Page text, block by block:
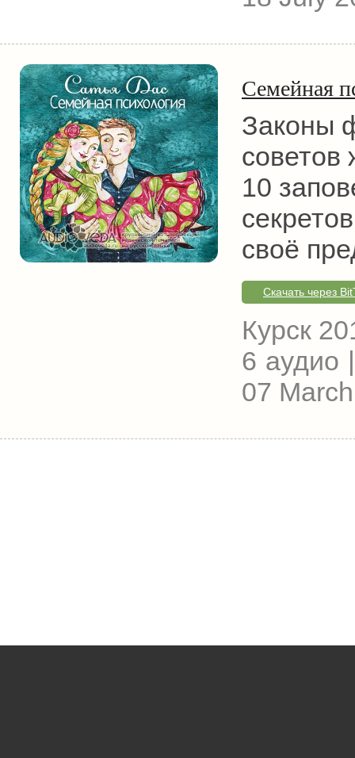
Семейная
Законы
10
своё
Скачать через
Курск
6 аудио
07